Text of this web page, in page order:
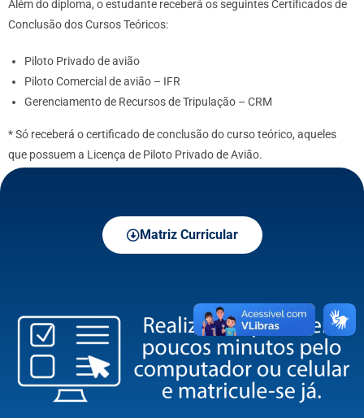
Além do diploma, o estudante receberá os seguintes Certificados de
Conclusão dos Cursos Teóricos:
Piloto Privado de avião
Piloto Comercial de avião – IFR
Gerenciamento de Recursos de Tripulação – CRM
* Só receberá o certificado de conclusão do curso teórico, aqueles
que possuem a Licença de Piloto Privado de Avião.
Matriz Curricular